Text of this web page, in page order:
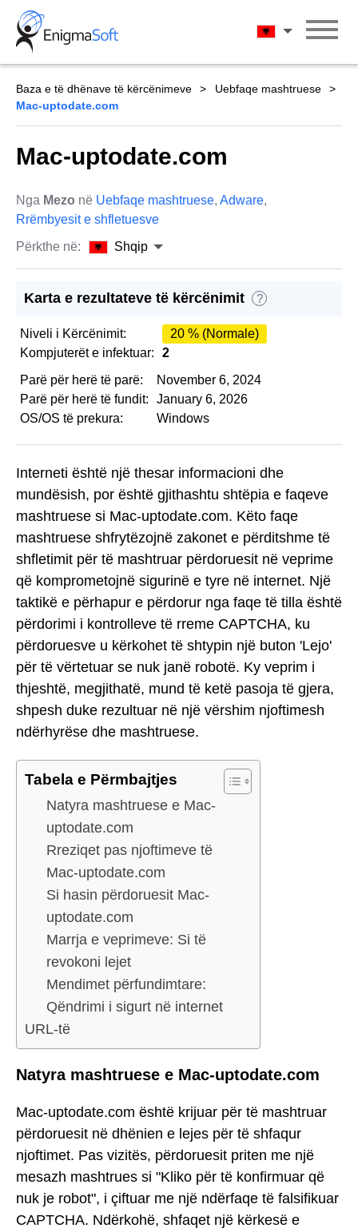
Skip
content
Shqip
Baza e të dhënave të kërcënimeve
Uebfaqe mashtruese
Mac-uptodate.com
Mac-uptodate.com
Nga Mezo në Uebfaqe mashtruese, Adware,
Rrëmbyesit e shfletuesve
Përkthe në:
Shqip
Karta e rezultateve të kërcënimit ?
Niveli i Kërcënimit:
20 % (Normale)
Kompjuterët e infektuar:
2
Parë për herë të parë:
November 6, 2024
Parë për herë të fundit:
January 6, 2026
OS/OS të prekura:
Windows
Interneti është një thesar informacioni dhe
mundësish, por është gjithashtu shtëpia e faqeve
mashtruese si Mac-uptodate.com. Këto faqe
mashtruese shfrytëzojnë zakonet e përditshme të
shfletimit për të mashtruar përdoruesit në veprime
që komprometojnë sigurinë e tyre në internet. Një
taktikë e përhapur e përdorur nga faqe të tilla është
përdorimi i kontrolleve të rreme CAPTCHA, ku
përdoruesve u kërkohet të shtypin një buton 'Lejo'
për të vërtetuar se nuk janë robotë. Ky veprim i
thjeshtë, megjithatë, mund të ketë pasoja të gjera,
shpesh duke rezultuar në një vërshim njoftimesh
ndërhyrëse dhe mashtruese.
Tabela e Përmbajtjes
Natyra mashtruese e Mac-
uptodate.com
Rreziqet pas njoftimeve të
Mac-uptodate.com
Si hasin përdoruesit Mac-
uptodate.com
Marrja e veprimeve: Si të
revokoni lejet
Mendimet përfundimtare:
Qëndrimi i sigurt në internet
URL-të
Natyra mashtruese e Mac-uptodate.com
Mac-uptodate.com është krijuar për të mashtruar
përdoruesit në dhënien e lejes për të shfaqur
njoftimet. Pas vizitës, përdoruesit priten me një
mesazh mashtrues si "Kliko për të konfirmuar që
nuk je robot", i çiftuar me një ndërfaqe të falsifikuar
CAPTCHA. Ndërkohë, shfaqet një kërkesë e